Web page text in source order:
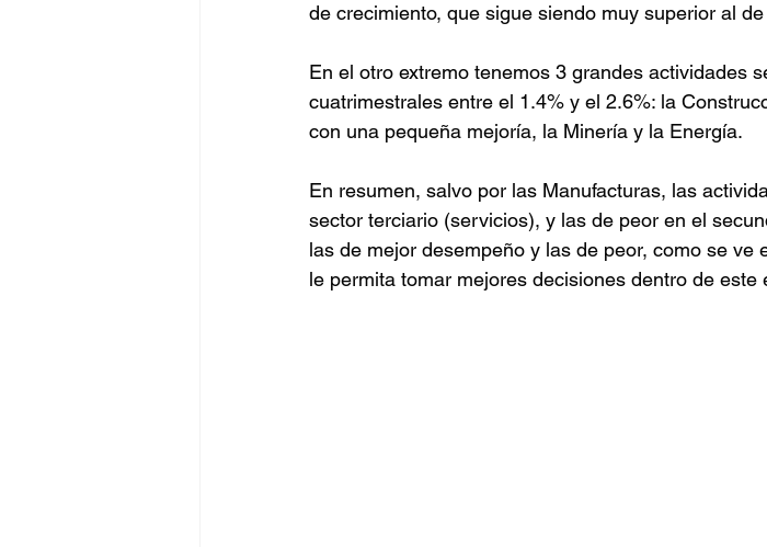
de crecimiento, que sigue siendo muy superior al
En el otro extremo tenemos 3 grandes actividades
cuatrimestrales entre el 1.4% y el 2.6%: la
con una pequeña mejoría, la Minería y la Energía.
En resumen, salvo por las Manufacturas, las
sector terciario (servicios), y las de peor en el
las de mejor desempeño y las de peor, como se ve
le permita tomar mejores decisiones dentro de este